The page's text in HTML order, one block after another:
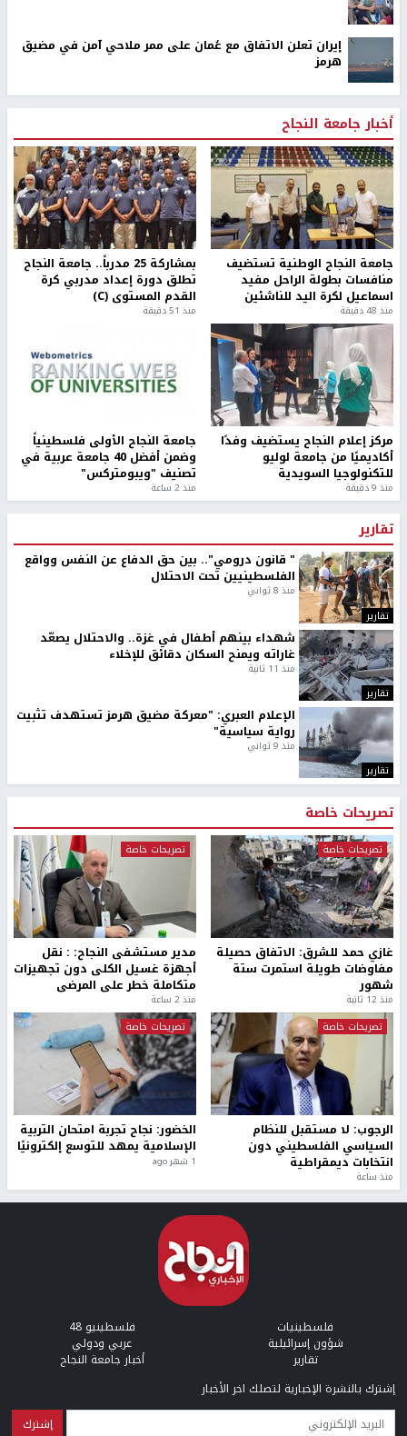
إيران تعلن الاتفاق مع عُمان على ممر ملاحي آمن في مضيق
هرمز
أخبار جامعة النجاح
جامعة النجاح الوطنية تستضيف
منافسات بطولة الراحل مفيد
اسماعيل لكرة اليد للناشئين
منذ 48 دقيقة
بمشاركة 25 مدرباً.. جامعة النجاح
تطلق دورة إعداد مدربي كرة
القدم المستوى (C)
منذ 51 دقيقة
مركز إعلام النجاح يستضيف وفدًا
أكاديميًا من جامعة لوليو
للتكنولوجيا السويدية
منذ 9 دقيقة
جامعة النجاح الأولى فلسطينياً
وضمن أفضل 40 جامعة عربية في
تصنيف "ويبومتركس"
منذ 2 ساعة
تقارير
تقارير
" قانون درومي".. بين حق الدفاع عن النفس وواقع
الفلسطينيين تحت الاحتلال
منذ 8 ثواني
تقارير
شهداء بينهم أطفال في غزة.. والاحتلال يصعّد
غاراته ويمنح السكان دقائق للإخلاء
منذ 11 ثانية
تقارير
الإعلام العبري: "معركة مضيق هرمز تستهدف تثبيت
رواية سياسية"
منذ 9 ثواني
تصريحات خاصة
تصريحات خاصة
غازي حمد للشرق: الاتفاق حصيلة
مفاوضات طويلة استمرت ستة
شهور
منذ 12 ثانية
تصريحات خاصة
مدير مستشفى النجاح: : نقل
أجهزة غسيل الكلى دون تجهيزات
متكاملة خطر على المرضى
منذ 2 ساعة
تصريحات خاصة
الرجوب: لا مستقبل للنظام
السياسي الفلسطيني دون
انتخابات ديمقراطية
منذ ساعة
تصريحات خاصة
الخضور: نجاح تجربة امتحان التربية
الإسلامية يمهد للتوسع إلكترونيًا
1 شهر ago
فلسطينيات فلسطينيو 48
شؤون إسرائيلية عربي ودولي
تقارير
أخبار جامعة النجاح
إشترك بالنشرة الإخبارية لتصلك اخر الأخبار
البريد الإلكتروني